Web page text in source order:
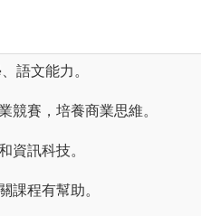
語文能力。
競賽，培養商業思維。
資訊科技。
課程有幫助。